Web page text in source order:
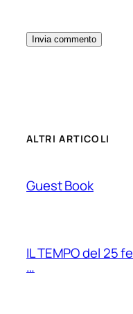
ALTRI ARTICOLI
Guest Book
IL TEMPO del 25
…